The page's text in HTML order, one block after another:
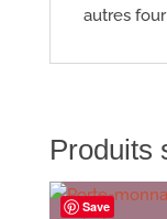
autres
Produits
Save